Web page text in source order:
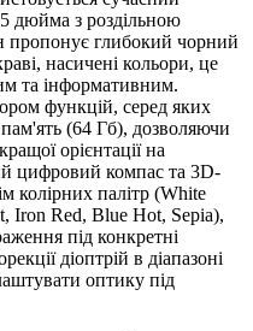
дюйма з роздільною
пропонує глибокий чорний
насичені кольори, це
та інформативним.
функцій, серед яких
(64 Гб), дозволяючи
орієнтації на
цифровий компас та 3D-
колірних палітр (White
Iron Red, Blue Hot, Sepia),
під конкретні
діоптрій в діапазоні
оптику під